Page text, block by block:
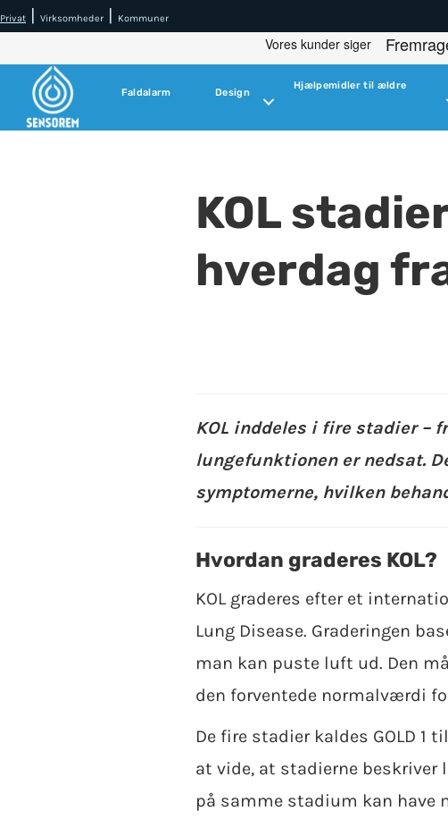
Privat Virksomheder Kommuner
Faldalarm Design
Hjælpemidler til ældre
KOL
hverdag
KOL inddeles i fire stadier –
lungefunktionen er nedsat.
symptomerne, hvilken
Hvordan graderes KOL?
KOL graderes efter et
Lung Disease. Graderingen
man kan puste luft ud. Den
den forventede normalværdi
De fire stadier kaldes GOLD 1
at vide, at stadierne beskriver
på samme stadium kan have